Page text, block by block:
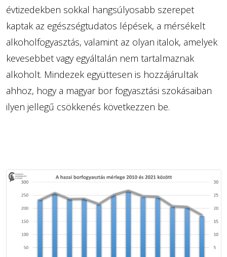
évtizedekben sokkal hangsúlyosabb szerepet
kaptak az egészségtudatos lépések, a mérsékelt
alkoholfogyasztás, valamint az olyan italok, amelyek
kevesebbet vagy egyáltalán nem tartalmaznak
alkoholt. Mindezek együttesen is hozzájárultak
ahhoz, hogy a magyar bor fogyasztási szokásaiban
ilyen jellegű csökkenés következzen be.